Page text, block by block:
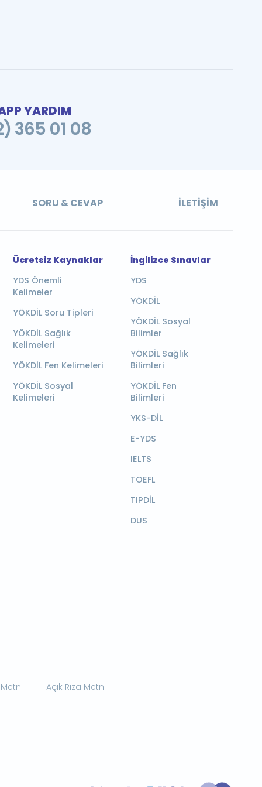
YARDIM
365 01 08
SORU & CEVAP İLETIŞIM
Ücretsiz Kaynaklar
YDS Önemli
Kelimeler
YÖKDİL Soru Tipleri
YÖKDİL Sağlık
Kelimeleri
YÖKDİL Fen Kelimeleri
YÖKDİL Sosyal
Kelimeleri
İngilizce Sınavlar
YDS
YÖKDİL
YÖKDİL Sosyal
Bilimler
YÖKDİL Sağlık
Bilimleri
YÖKDİL Fen
Bilimleri
YKS-DİL
E-YDS
IELTS
TOEFL
TIPDİL
DUS
Açık Rıza Metni